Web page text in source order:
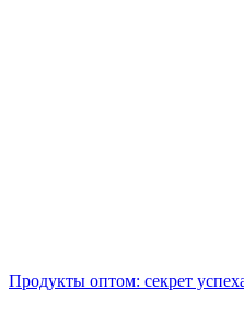
Продукты оптом: секрет